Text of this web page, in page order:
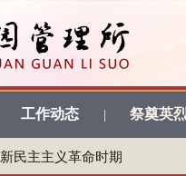
工作动态 | 祭奠英
新民主主义革命时期